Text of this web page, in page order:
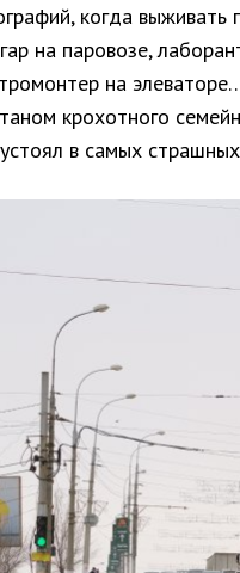
когда выживать
на паровозе,
на
крохотного
в самых